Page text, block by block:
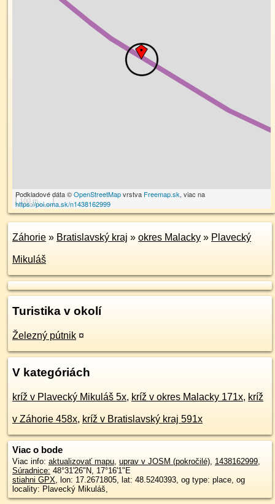
100 m
Podkladové dáta ©OpenStreetMapvrstva Freemap.sk, viac na
https://poi.oma.sk/n1438162999
Záhorie » Bratislavský kraj » okres Malacky » Plavecký
Mikuláš
Turistika v okolí
Železný pútnik ¤
V kategóriách
kríž v Plavecký Mikuláš 5x, kríž v okres Malacky 171x, kríž
v Záhorie 458x, kríž v Bratislavský kraj 591x
Viac o bode
Viac info: aktualizovať mapu, uprav v JOSM (pokročilé), 1438162999,
Súradnice: 48°31'26"N, 17°16'1"E
stiahni GPX, lon: 17.2671805, lat: 48.5240393, og type: place, og
locality: Plavecký Mikuláš,